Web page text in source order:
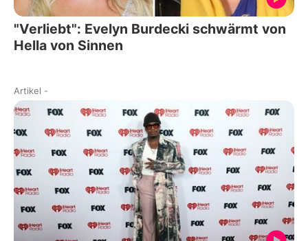
"Verliebt": Evelyn Burdecki schwärmt von
Hella von Sinnen
Artikel -